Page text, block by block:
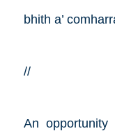
bhith a’
//
An opportunity